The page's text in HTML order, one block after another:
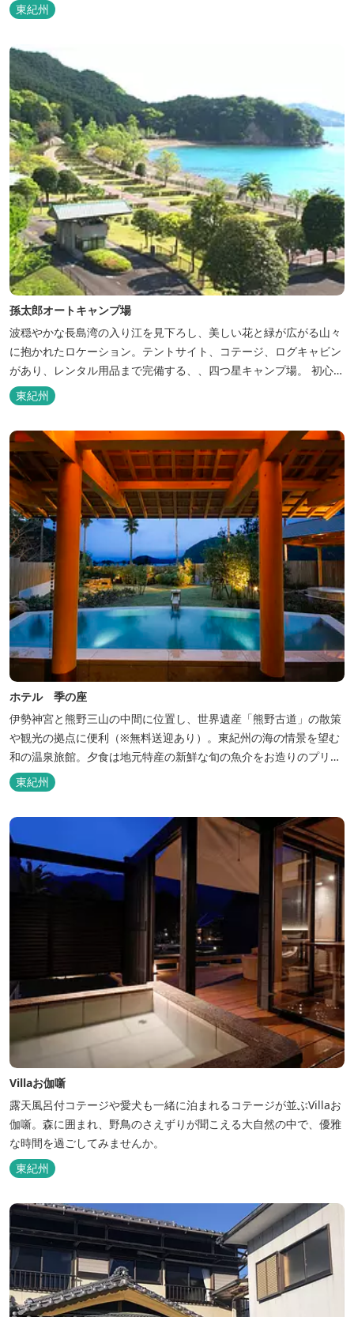
東紀州
孫太郎オートキャンプ場
波穏やかな長島湾の入り江を見下ろし、美しい花と緑が広がる山々
に抱かれたロケーション。テントサイト、コテージ、ログキャビン
があり、レンタル用品まで完備する、、四つ星キャンプ場。 初心者
の方にも安心の施設と管理体制を整えています。目の前に広がる海
で、釣り、磯遊び、シーカヤックなど、様々な遊びが楽しめます。
東紀州
ホテル 季の座
伊勢神宮と熊野三山の中間に位置し、世界遺産「熊野古道」の散策
や観光の拠点に便利（※無料送迎あり）。東紀州の海の情景を望む
和の温泉旅館。夕食は地元特産の新鮮な旬の魚介をお造りのプリフ
ィックが人気の会席料理で。お好みの干物を炭火焼で楽しむ朝食バ
イキングが好評です。お仲間同士、そしてご家族で、さまざまな寛
ぎの時間をお楽しみください。 「きほく千年温泉」を自家源泉とし
た温泉大浴場棟には男女別に内湯...
東紀州
Villaお伽噺
露天風呂付コテージや愛犬も一緒に泊まれるコテージが並ぶVillaお
伽噺。森に囲まれ、野鳥のさえずりが聞こえる大自然の中で、優雅
な時間を過ごしてみませんか。
東紀州